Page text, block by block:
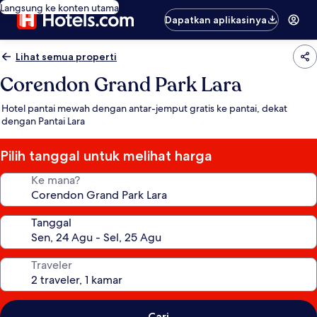
Langsung ke konten utama
Dapatkan aplikasinya
Lihat semua properti
Corendon Grand Park Lara
Hotel pantai mewah dengan antar-jemput gratis ke pantai, dekat
dengan Pantai Lara
Pilih tanggal untuk melihat harga
Ke mana?
Tanggal
Traveler